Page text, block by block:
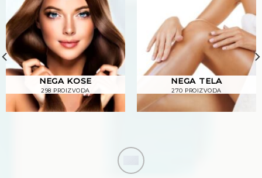
NEGA KOSE
298 PROIZVODA
NEGA TELA
270 PROIZVODA